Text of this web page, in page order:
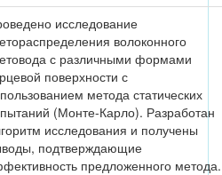
исследование
волоконного
с различными формами
поверхности с
метода статических
(Монте-Карло). Разработан
исследования и получены
подтверждающие
предложенного метода.